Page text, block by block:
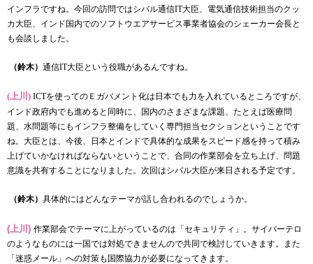
インフラですね。今回の訪問ではシバル通信IT大臣、電気通信技術担当のクッ
カ大臣、インド国内でのソフトウエアサービス事業者協会のシェーカー会長と
も会談しました。
（鈴木） 通信IT大臣という役職があるんですね。
(上川) ICTを使ってのＥガバメント化は日本でも力を入れているところですが、
インド政府内でも進めると同時に、国内のさまざまな課題、たとえば医療問
題、水問題等にもインフラ整備をしていく専門担当セクションということです
ね。大臣とは、今後、日本とインドで具体的な成果をスピード感を持って積み
上げていかなければならないということで、合同の作業部会を立ち上げ、問題
意識を共有することになりました。次回はシバル大臣が来日される予定です。
（鈴木） 具体的にはどんなテーマが話し合われるのでしょうか。
(上川) 作業部会でテーマに上がっているのは「セキュリティ」。サイバーテロ
のようなものには一国では対処できませんので共同で検討していきます。また
「迷惑メール」への対策も国際協力が必要になってきます。